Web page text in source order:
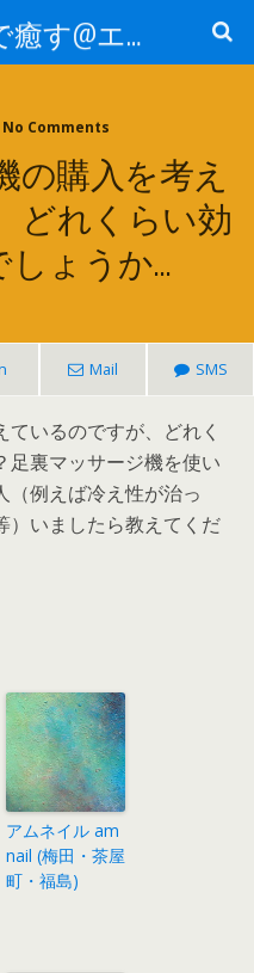
エステサロンで癒す@エステ～全国エステ情報
No Comments
の購入を考え
どれくらい効
ょうか…
Mail SMS
いるのですが、どれく
足裏マッサージ機を使い
（例えば冷え性が治っ
）いましたら教えてくだ
アムネイル am
nail (梅田・茶屋
町・福島)